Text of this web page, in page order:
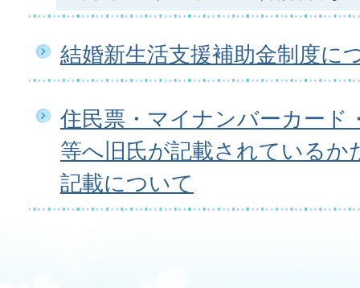
結婚新生活支援補助金制度に
住民票・マイナンバーカード
等へ旧氏が記載されているか
記載について